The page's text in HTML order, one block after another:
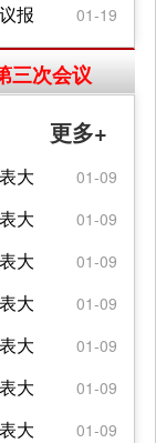
报
01-19
三次会议
更多+
大
01-09
大
01-09
大
常
01-09
大
工
01-09
大
作
01-09
大
济
01-09
大
01-09